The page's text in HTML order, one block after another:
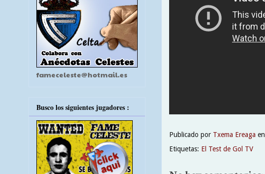
Publicado por Txema Ereaga en
Etiquetas: El Test de Gol TV
fameceleste@hotmail.es
Busco los siguientes jugadores :